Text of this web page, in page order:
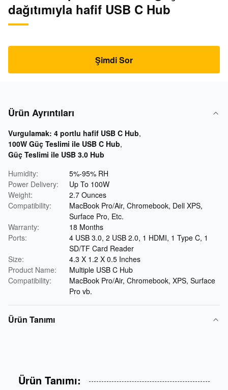
dağıtımıyla hafif USB C Hub
Şimdi Sor
Ürün Ayrıntıları
Vurgulamak: 4 portlu hafif USB C Hub,
100W Güç Teslimi ile USB C Hub,
Güç Teslimi ile USB 3.0 Hub
Humidity:
5%-95% RH
Power Delivery:
Up To 100W
Weight:
2.7 Ounces
Compatibility:
MacBook Pro/Air, Chromebook, Dell XPS,
Surface Pro, Etc.
Warranty:
18 Months
Ports:
4 USB 3.0, 2 USB 2.0, 1 HDMI, 1 Type C, 1
SD/TF Card Reader
Size:
4.3 X 1.2 X 0.5 Inches
Product Name:
Multiple USB C Hub
Compatibility:
MacBook Pro/Air, Chromebook, XPS, Surface
Pro vb.
Ürün Tanımı
Ürün Tanımı: